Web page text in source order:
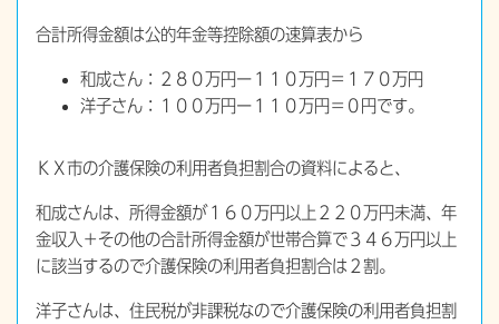
合計所得金額は公的年金等控除額の速算表から
和成さん：２８０万円ー１１０万円＝１７０万円
洋子さん：１００万円ー１１０万円＝０円です。
ＫＸ市の介護保険の利用者負担割合の資料によると、
和成さんは、所得金額が１６０万円以上２２０万円未満、年
金収入＋その他の合計所得金額が世帯合算で３４６万円以上
に該当するので介護保険の利用者負担割合は２割。
洋子さんは、住民税が非課税なので介護保険の利用者負担割